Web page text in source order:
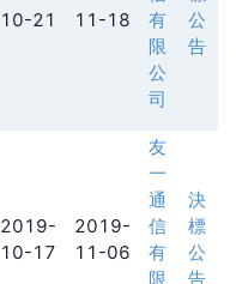
10-21
11-18
有
限
公
司
公
告
2019-
10-17
2019-
11-06
友
一
通
信
有
限
決
標
公
告